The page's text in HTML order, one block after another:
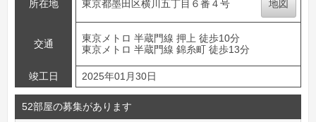
所在地 東京都墨田区横川五丁目６番４号 地図
交通
東京メトロ 半蔵門線 押上 徒歩10分
東京メトロ 半蔵門線 錦糸町 徒歩13分
竣工日 2025年01月30日
52部屋の募集があります